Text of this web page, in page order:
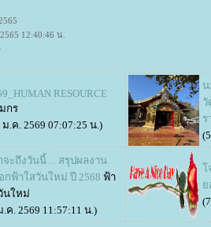
12:40:46 น.
RESOURCE
กร
ม.ค. 2569 07:07:25 น.)
ร
จะถึงวันนี้ ... สรุปผลงาน
กฟ้าใสวันใหม่ ปี 2568 ฟ้า
ใหม่
.ค. 2569 11:57:11 น.)
จ